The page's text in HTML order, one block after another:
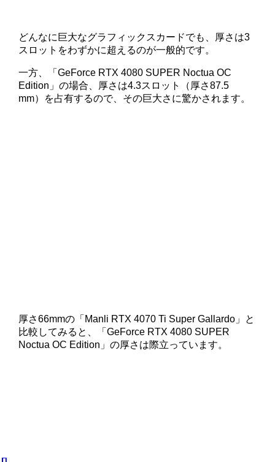
どんなに巨大なグラフィックスカードでも、厚さは3
スロットをわずかに超えるのが一般的です。
一方、「GeForce RTX 4080 SUPER Noctua OC
Edition」の場合、厚さは4.3スロット（厚さ87.5
mm）を占有するので、その巨大さに驚かされます。
厚さ66mmの「Manli RTX 4070 Ti Super Gallardo」と
比較してみると、「GeForce RTX 4080 SUPER
Noctua OC Edition」の厚さは際立っています。